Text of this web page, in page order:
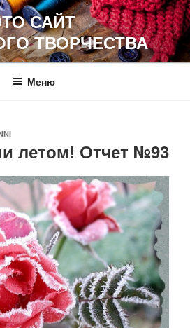
САЙТ
ТВОРЧЕСТВА
Меню
летом! Отчет №93